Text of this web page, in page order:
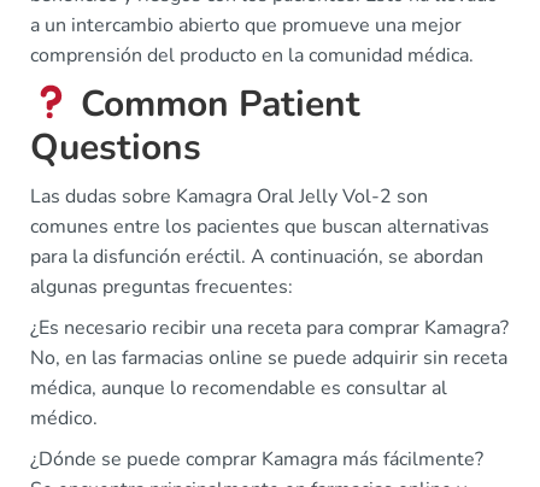
a un intercambio abierto que promueve una mejor
comprensión del producto en la comunidad médica.
Common Patient
Questions
Las dudas sobre Kamagra Oral Jelly Vol-2 son
comunes entre los pacientes que buscan alternativas
para la disfunción eréctil. A continuación, se abordan
algunas preguntas frecuentes:
¿Es necesario recibir una receta para comprar Kamagra?
No, en las farmacias online se puede adquirir sin receta
médica, aunque lo recomendable es consultar al
médico.
¿Dónde se puede comprar Kamagra más fácilmente?